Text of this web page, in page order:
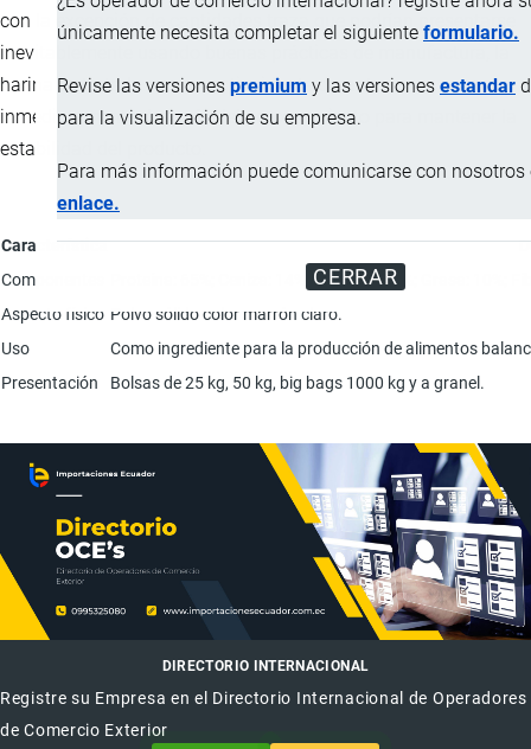
únicamente necesita completar el siguiente formulario.
Revise las versiones premium y las versiones estandar
para la visualización de su empresa.
Para más información puede comunicarse con nosotros
enlace.
CERRAR
con la excepción de cantidades traza que podrían presentarse
inevitablemente usando buenas prácticas de manufactura, la
harina es tratada con un antioxidante durante o
inmediatamente después del procesamiento para mantener la
estabilidad del producto.
Característica
Componentes
Proteína: 65%; Ceniza: 14%; Humedad: 3%; Grasa: 10%;
Aspecto físico Polvo sólido color marrón claro.
Uso
Como ingrediente para la producción de alimentos
Presentación
Bolsas de 25 kg, 50 kg, big bags 1000 kg y a granel.
DIRECTORIO INTERNACIONAL
Registre su Empresa en el Directorio Internacional de Operadores
de Comercio Exterior